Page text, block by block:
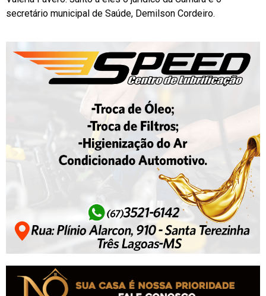
secretário municipal de Saúde, Demilson Cordeiro.